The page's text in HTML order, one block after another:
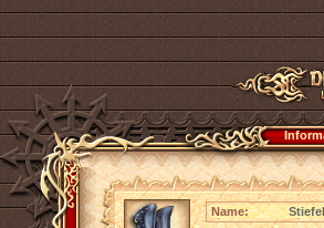
Name: